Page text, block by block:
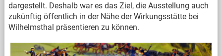
dargestellt. Deshalb war es das Ziel, die Ausstellung auch
zukünftig öffentlich in der Nähe der Wirkungsstätte bei
Wilhelmsthal präsentieren zu können.